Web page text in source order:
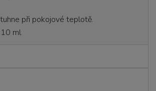
při pokojové teplotě.
10 ml